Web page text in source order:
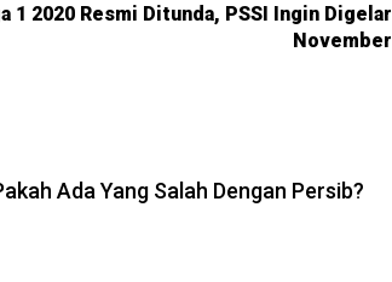
1 2020 Resmi Ditunda, PSSI Ingin Digelar
November
Ada Yang Salah Dengan Persib?